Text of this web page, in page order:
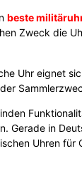
beste
Zweck die
Uhr eignet
Gerade in
Uhren für